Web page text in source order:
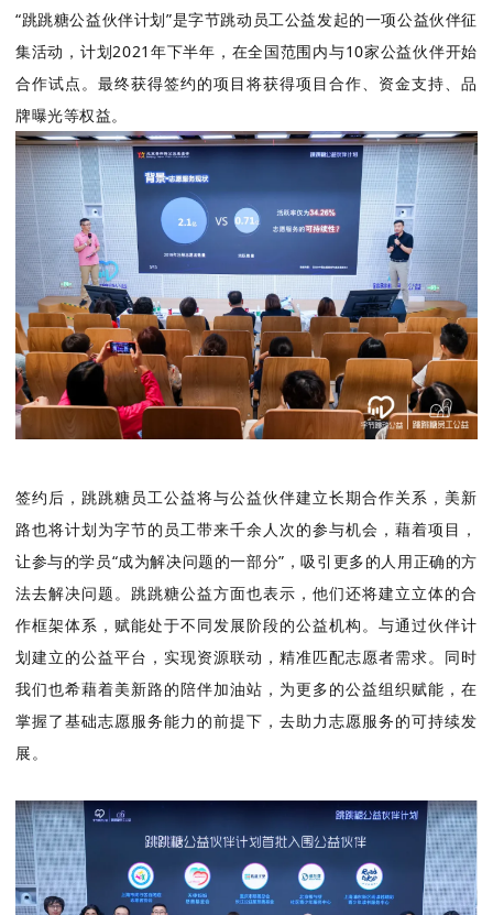
“跳跳糖公益伙伴计划”是字节跳动员工公益发起的一项公益伙伴征
集活动，计划2021年下半年，在全国范围内与10家公益伙伴开始
合作试点。最终获得签约的项目将获得项目合作、资金支持、品
牌曝光等权益。
签约后，跳跳糖员工公益将与公益伙伴建立长期合作关系，美新
路也将计划为字节的员工带来千余人次的参与机会，藉着项目，
让参与的学员“成为解决问题的一部分”，吸引更多的人用正确的方
法去解决问题。 跳跳糖公益方面也表示，他们还将建立立体的合
作框架体系，赋能处于不同发展阶段的公益机构。与通过伙伴计
划建立的公益平台，实现资源联动，精准匹配志愿者需求。 同时
我们也希藉着美新路的陪伴加油站，为更多的公益组织赋能，在
掌握了基础志愿服务能力的前提下，去助力志愿服务的可持续发
展。